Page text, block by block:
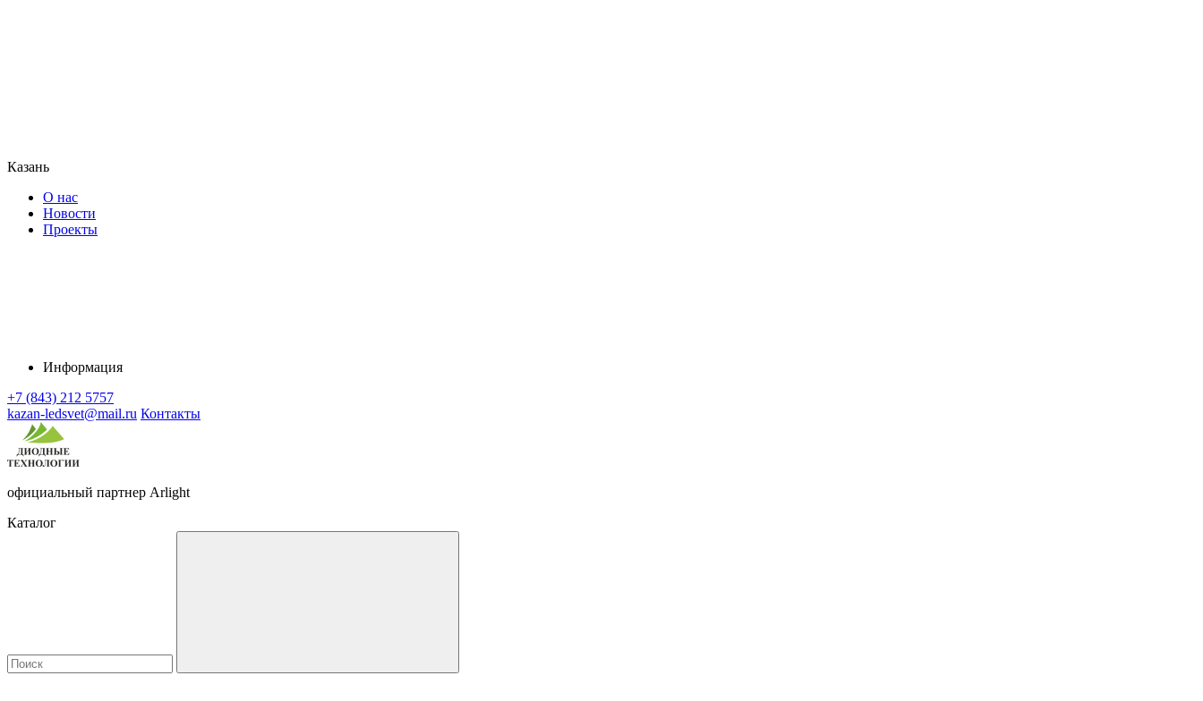
Казань
О нас
Новости
Проекты
Информация
+7 (843) 212 5757
kazan-ledsvet@mail.ru Контакты
официальный партнер Arlight
Каталог